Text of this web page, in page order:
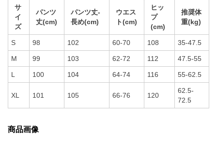
サ
イ
ズ
パンツ
丈(cm)
パンツ丈-
長め(cm)
ウエス
ト(cm)
ヒッ
プ
(cm)
推奨体
重(kg)
S 98 102 60-70 108 35-47.5
M 99 103 62-72 112 47.5-55
L 100 104 64-74 116 55-62.5
XL 101 105 66-76 120
62.5-
72.5
商品画像